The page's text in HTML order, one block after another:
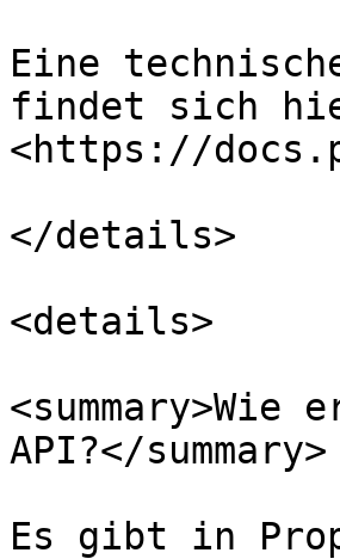
Eine
findet sich
<https://
</details>
<details>
API?</summary>
Es gibt in